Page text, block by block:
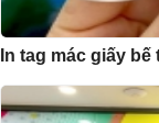
In tag mác giấy